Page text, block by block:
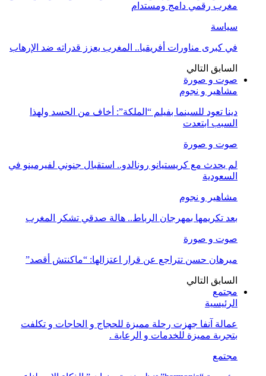
مغرب رقمي دامج ومستدام
سياسة
في كبرى مناورات أفريقيا.. المغرب يعزز قدراته ضد الإرهاب
السابق التالي
صوت و صورة
مشاهير و نجوم
دينا تعود للسينما بفيلم “الملكة”: أخاف من الحسد ولهذا
السبب ابتعدت
صوت و صورة
لم يحدث مع كريستيانو رونالدو.. استقبال جنوني لفيرمينو في
السعودية
مشاهير و نجوم
بعد تكريمها بمهرجان الرباط.. هالة صدقي تشكر المغرب
صوت و صورة
ميرهان حسن تتراجع عن قرار اعتزالها: “ماكنتش أقصد”
السابق التالي
مجتمع
الرئيسية
عمالة آنفا جهزت رحلة مميزة للحجاج و الحاجات و تكلفت
بتجربة مميزة للخدمات و الرعاية .
مجتمع